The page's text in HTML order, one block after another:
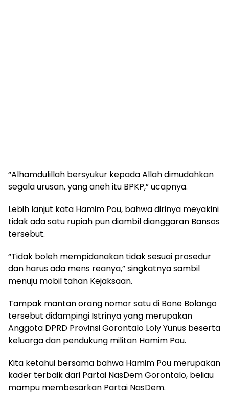
“Alhamdulillah bersyukur kepada Allah dimudahkan
segala urusan, yang aneh itu BPKP,” ucapnya.
Lebih lanjut kata Hamim Pou, bahwa dirinya meyakini
tidak ada satu rupiah pun diambil dianggaran Bansos
tersebut.
“Tidak boleh mempidanakan tidak sesuai prosedur
dan harus ada mens reanya,” singkatnya sambil
menuju mobil tahan Kejaksaan.
Tampak mantan orang nomor satu di Bone Bolango
tersebut didampingi Istrinya yang merupakan
Anggota DPRD Provinsi Gorontalo Loly Yunus beserta
keluarga dan pendukung militan Hamim Pou.
Kita ketahui bersama bahwa Hamim Pou merupakan
kader terbaik dari Partai NasDem Gorontalo, beliau
mampu membesarkan Partai NasDem.